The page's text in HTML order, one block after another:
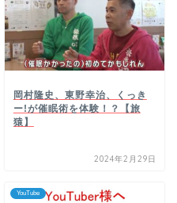
岡村隆史、東野幸治、くっき
ー!が催眠術を体験！？【旅
猿】
2024年2月29日
YouTube